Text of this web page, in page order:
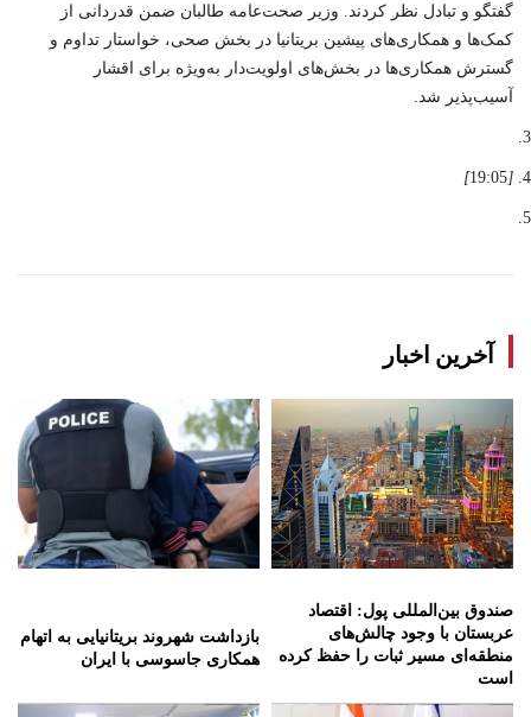
گفتگو و تبادل نظر کردند. وزیر صحت‌عامه طالبان ضمن قدردانی از
کمک‌ها و همکاری‌های پیشین بریتانیا در بخش صحی، خواستار تداوم و
گسترش همکاری‌ها در بخش‌های اولویت‌دار به‌ویژه برای اقشار
آسیب‌پذیر شد.
[
19:05
]
آخرین اخبار
صندوق بین‌المللی پول: اقتصاد
عربستان با وجود چالش‌های
منطقه‌ای مسیر ثبات را حفظ کرده
است
بازداشت شهروند بریتانیایی به اتهام
همکاری جاسوسی با ایران